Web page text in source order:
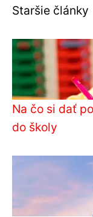
Staršie články
Na čo si dať
do školy